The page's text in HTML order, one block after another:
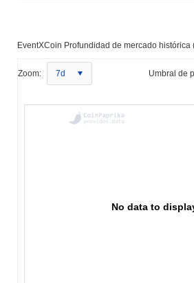
EventXCoin Profundidad de mercado histórica
Zoom: 7d Umbral de
No data to